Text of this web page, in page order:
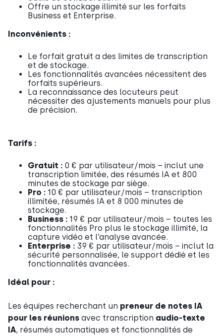
Offre un stockage illimité sur les forfaits
Business et Enterprise.
Inconvénients :
Le forfait gratuit a des limites de transcription
et de stockage.
Les fonctionnalités avancées nécessitent des
forfaits supérieurs.
La reconnaissance des locuteurs peut
nécessiter des ajustements manuels pour plus
de précision.
Tarifs :
Gratuit : 0 € par utilisateur/mois – inclut une
transcription limitée, des résumés IA et 800
minutes de stockage par siège.
Pro : 10 € par utilisateur/mois – transcription
illimitée, résumés IA et 8 000 minutes de
stockage.
Business : 19 € par utilisateur/mois – toutes les
fonctionnalités Pro plus le stockage illimité, la
capture vidéo et l’analyse avancée.
Enterprise : 39 € par utilisateur/mois – inclut la
sécurité personnalisée, le support dédié et les
fonctionnalités avancées.
Idéal pour :
Les équipes recherchant un preneur de notes IA
pour les réunions avec transcription audio-texte
IA, résumés automatiques et fonctionnalités de